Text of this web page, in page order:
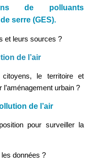
de polluants
serre (GES).
et leurs sources ?
de l’air
le territoire et
l’aménagement urbain ?
de l’air
pour surveiller la
données ?